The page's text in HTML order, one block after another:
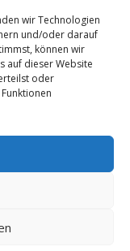
wir Technologien
und/oder darauf
können wir
auf dieser Website
oder
Nicht genehmigt